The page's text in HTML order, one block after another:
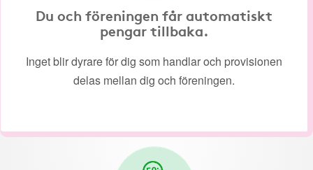
Du och föreningen får automatiskt
pengar tillbaka.
Inget blir dyrare för dig som handlar och provisionen
delas mellan dig och föreningen.